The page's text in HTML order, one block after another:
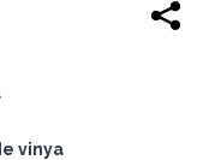
vinya